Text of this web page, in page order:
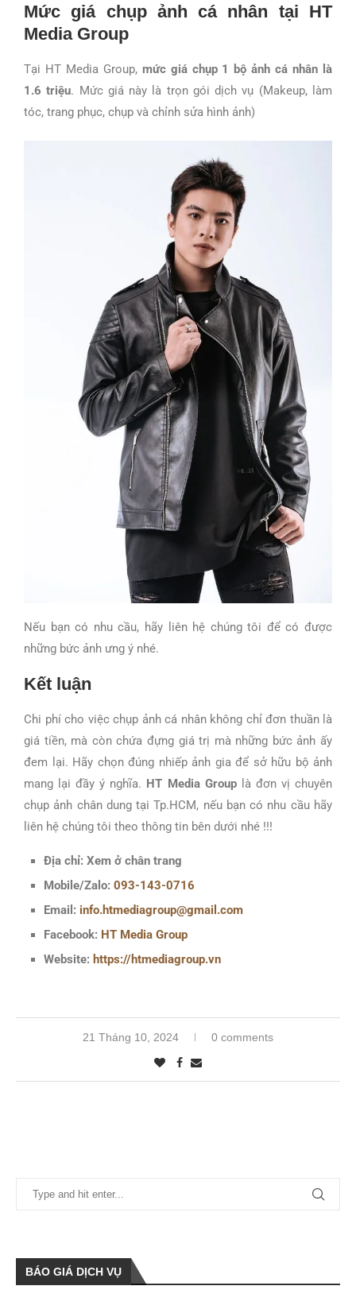
Mức giá chụp ảnh cá nhân tại HT
Media Group
Tại HT Media Group, mức giá chụp 1 bộ ảnh cá nhân là
1.6 triệu. Mức giá này là trọn gói dịch vụ (Makeup, làm
tóc, trang phục, chụp và chỉnh sửa hình ảnh)
Nếu bạn có nhu cầu, hãy liên hệ chúng tôi để có được
những bức ảnh ưng ý nhé.
Kết luận
Chi phí cho việc chụp ảnh cá nhân không chỉ đơn thuần là
giá tiền, mà còn chứa đựng giá trị mà những bức ảnh ấy
đem lại. Hãy chọn đúng nhiếp ảnh gia để sở hữu bộ ảnh
mang lại đầy ý nghĩa. HT Media Grouplà đơn vị chuyên
chụp ảnh chân dung tại Tp.HCM, nếu bạn có nhu cầu hãy
liên hệ chúng tôi theo thông tin bên dưới nhé !!!
Địa chỉ: Xem ở chân trang
Mobile/Zalo: 093-143-0716
Email: info.htmediagroup@gmail.com
Facebook: HT Media Group
Website: https://htmediagroup.vn
21 Tháng 10, 2024 0 comments
BÁO GIÁ DỊCH VỤ